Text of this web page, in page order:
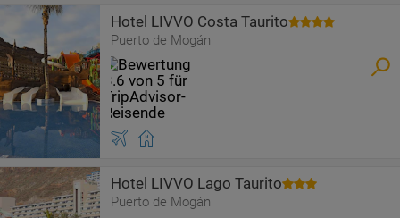
Hotel LIVVO Costa Taurito
Puerto de Mogán
Hotel LIVVO Lago Taurito
Puerto de Mogán